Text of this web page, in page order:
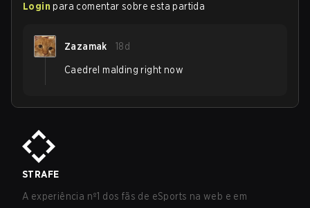
Login para comentar sobre esta partida
Zazamak 18d
Caedrel malding right now
STRAFE
A experiência nº1 dos fãs de eSports na web e em